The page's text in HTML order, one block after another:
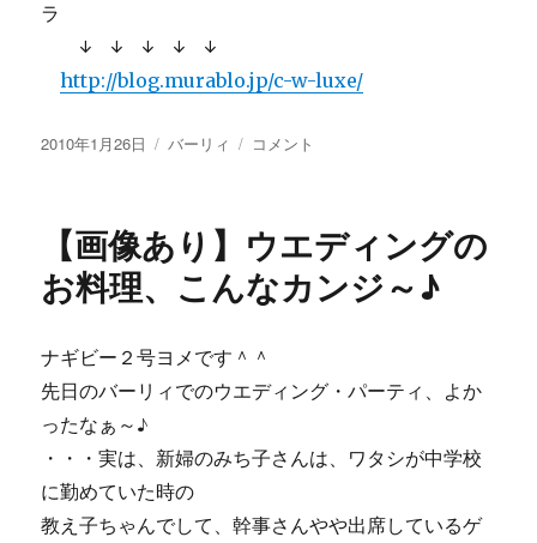
ラ
↓ ↓ ↓ ↓ ↓
http://blog.murablo.jp/c-w-luxe/
投
2010年1月26日
カ
ー
バーリィ
ウ
ン
グ
な
コメント
【画像あり】ウエディングの
お料理、こんなカンジ～♪
ナギビー２号ヨメです＾＾
先日のバーリィでのウエディング・パーティ、よか
ったなぁ～♪
・・・実は、新婦のみち子さんは、ワタシが中学校
に勤めていた時の
教え子ちゃんでして、幹事さんやや出席しているゲ